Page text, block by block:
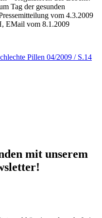
Tag der gesunden
vom 4.3.2009
EMail vom 8.1.2009
Pillen 04/2009 / S.14
mit unserem
!